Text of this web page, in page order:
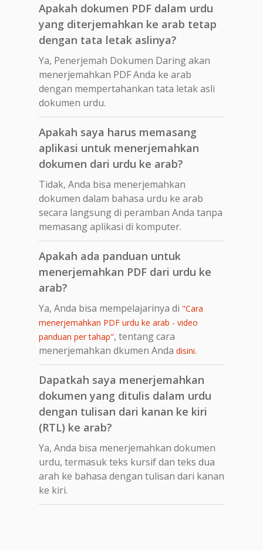
Apakah dokumen PDF dalam urdu
yang diterjemahkan ke arab tetap
dengan tata letak aslinya?
Ya, Penerjemah Dokumen Daring akan
menerjemahkan PDF Anda ke arab
dengan mempertahankan tata letak asli
dokumen urdu.
Apakah saya harus memasang
aplikasi untuk menerjemahkan
dokumen dari urdu ke arab?
Tidak, Anda bisa menerjemahkan
dokumen dalam bahasa urdu ke arab
secara langsung di peramban Anda tanpa
memasang aplikasi di komputer.
Apakah ada panduan untuk
menerjemahkan PDF dari urdu ke
arab?
Ya, Anda bisa mempelajarinya di "Cara
menerjemahkan PDF urdu ke arab - video
panduan per tahap", tentang cara
menerjemahkan dkumen Anda disini.
Dapatkah saya menerjemahkan
dokumen yang ditulis dalam urdu
dengan tulisan dari kanan ke kiri
(RTL) ke arab?
Ya, Anda bisa menerjemahkan dokumen
urdu, termasuk teks kursif dan teks dua
arah ke bahasa dengan tulisan dari kanan
ke kiri.